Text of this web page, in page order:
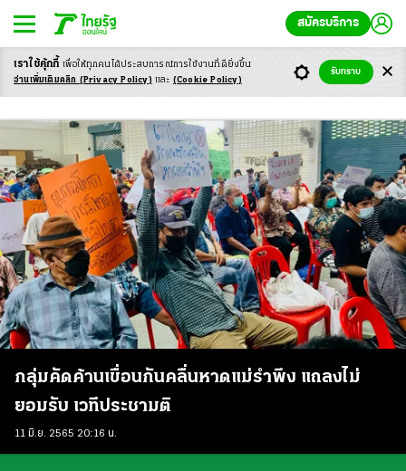
สมัครบริการ
Saveหาดแม่รำพึง
กลุ่มคัดค้านเขื่อนกันคลื่นหาดแม่รำพึง แถลงไม่
ยอมรับ เวทีประชามติ
11 มิ.ย. 2565 20:16 น.
เราใช้คุ้กกี้ เพื่อให้ทุกคนได้ประสบการณ์การใช้งานที่ดียิ่งขึ้น
อ่านเพิ่มเติมคลิก (Privacy Policy) และ (Cookie Policy)
รับทราบ